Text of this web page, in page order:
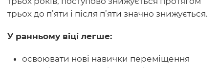
трьох до п’яти і після п’яти значно знижується.
У ранньому віці легше:
освоювати нові навички переміщення